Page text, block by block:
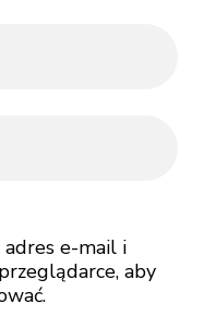
adres e-mail i
aby